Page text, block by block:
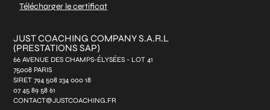
Télécharger le certificat
JUST COACHING COMPANY S.A.R.L
(PRESTATIONS SAP)
66 AVENUE DES CHAMPS-ÉLYSÉES - LOT 41
75008 PARIS
SIRET 794 508 234 000 18
07 45 89 58 61
CONTACT@JUSTCOACHING.FR